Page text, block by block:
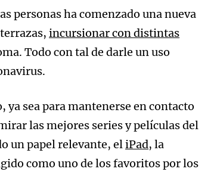
personas ha comenzado una nueva
incursionar con distintas
Todo con tal de darle un uso
ya sea para mantenerse en contacto
las mejores series y películas del
un papel relevante, eliPad, la
como uno de los favoritos por los